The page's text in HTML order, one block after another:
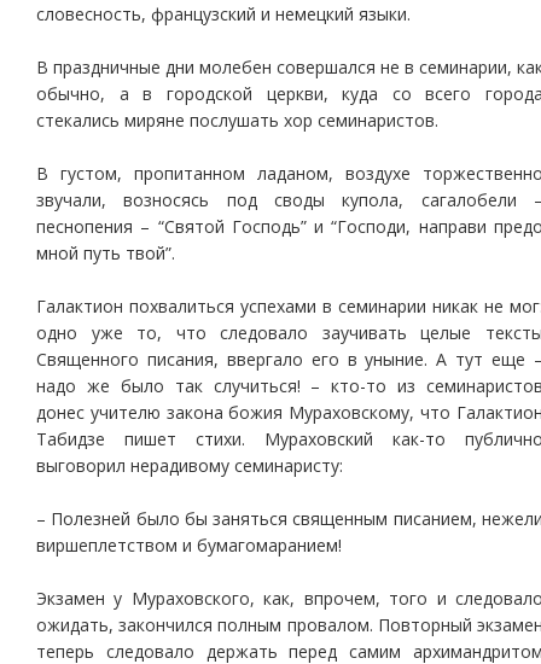
словесность, французский и немецкий языки.
В праздничные дни молебен совершался не в семинарии,
обычно, а в городской церкви, куда со всего
стекались миряне послушать хор семинаристов.
В густом, пропитанном ладаном, воздухе
звучали, возносясь под своды купола, сагалобели
песнопения – “Святой Господь” и “Господи, направи
мной путь твой”.
Галактион похвалиться успехами в семинарии никак не
одно уже то, что следовало заучивать целые
Священного писания, ввергало его в уныние. А тут еще
надо же было так случиться! – кто-то из
донес учителю закона божия Мураховскому, что
Табидзе пишет стихи. Мураховский как-то
выговорил нерадивому семинаристу:
– Полезней было бы заняться священным писанием,
виршеплетством и бумагомаранием!
Экзамен у Мураховского, как, впрочем, того и
ожидать, закончился полным провалом. Повторный
теперь следовало держать перед самим